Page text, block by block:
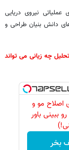
نیروی دریایی
دانش بنیان طراحی و
چه زیانی می تواند
اصلاح مو و
ببینی باور
بخر